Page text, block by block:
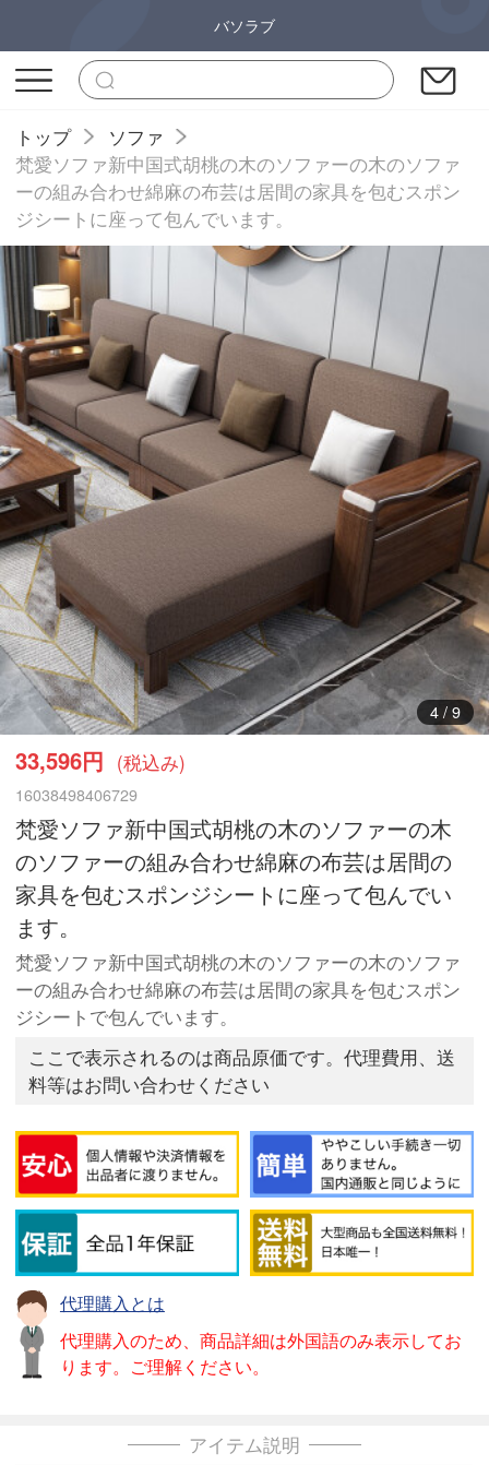
バソラブ
トップ
ソファ
梵愛ソファ新中国式胡桃の木のソファーの木のソファ
ーの組み合わせ綿麻の布芸は居間の家具を包むスポン
ジシートに座って包んでいます。
5/ 9
33,596円 (税込み)
16038498406729
梵愛ソファ新中国式胡桃の木のソファーの木
のソファーの組み合わせ綿麻の布芸は居間の
家具を包むスポンジシートに座って包んでい
ます。
梵愛ソファ新中国式胡桃の木のソファーの木のソファ
ーの組み合わせ綿麻の布芸は居間の家具を包むスポン
ジシートで包んでいます。
ここで表示されるのは商品原価です。代理費用、送
料等はお問い合わせください
代理購入とは
代理購入のため、商品詳細は外国語のみ表示してお
ります。ご理解ください。
アイテム説明